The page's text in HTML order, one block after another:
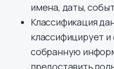
имена, даты,
Классификация
классифицирует и
собранную